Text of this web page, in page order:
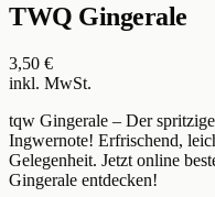
TWQ Gingerale
3,50 €
inkl. MwSt.
tqw Gingerale – Der
Ingwernote! Erfrischend,
Gelegenheit. Jetzt online
Gingerale entdecken!